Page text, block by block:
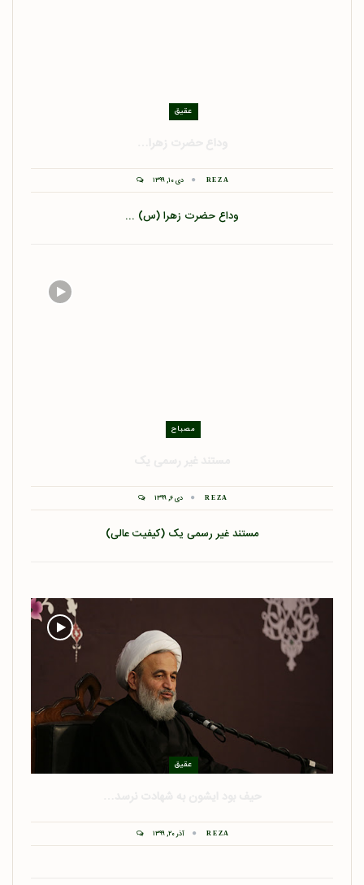
عقیق
REZA دی ۱۰, ۱۳۹۹
وداع حضرت زهرا (س) ...
مصباح
REZA دی ۶, ۱۳۹۹
مستند غیر رسمی یک (کیفیت عالی)
عقیق
REZA آذر ۲۰, ۱۳۹۹